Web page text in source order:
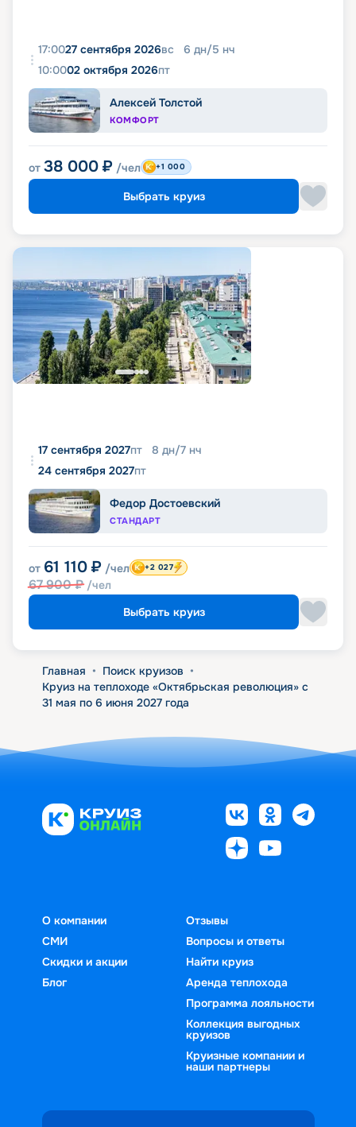
17:0027 сентября 2026вс 6 дн/5 нч
10:0002 октября 2026пт
Алексей Толстой
КОМФОРТ
от 38 000 ₽ /чел +1 000
Выбрать круиз
17 сентября 2027пт 8 дн/7 нч
24 сентября 2027пт
Федор Достоевский
СТАНДАРТ
от 61 110 ₽ /чел
67 900₽ /чел
+2 027
Выбрать круиз
Главная • Поиск круизов •
Круиз на теплоходе «Октябрьская революция» с
31 мая по 6 июня 2027 года
О компании
СМИ
Скидки и акции
Блог
Отзывы
Вопросы и ответы
Найти круиз
Аренда теплохода
Программа лояльности
Коллекция выгодных
круизов
Круизные компании и
наши партнеры